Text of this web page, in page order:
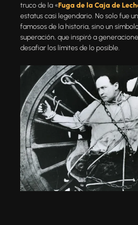
truco de la «Fuga de la Caja de
estatus casi legendario. No solo fue
famosos de la historia, sino un
superación, que inspiró a
desafiar los límites de lo posible.